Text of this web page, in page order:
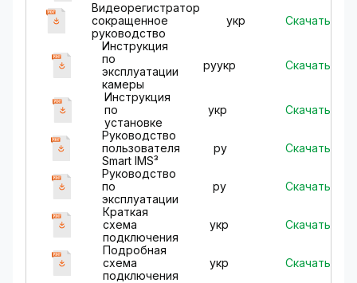
Видеорегистратор
сокращенное
руководство
укр
Скачать
Инструкция
по
эксплуатации
камеры
руукр Скачать
Инструкция
по
установке
укр
Скачать
Руководство
пользователя
Smart IMS³
ру
Скачать
Руководство
по
эксплуатации
ру
Скачать
Краткая
схема
подключения
укр
Скачать
Подробная
схема
подключения
укр Скачать